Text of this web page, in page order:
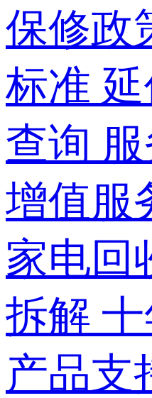
保修政
标准
查询
增值服
家电回
拆解
产品支